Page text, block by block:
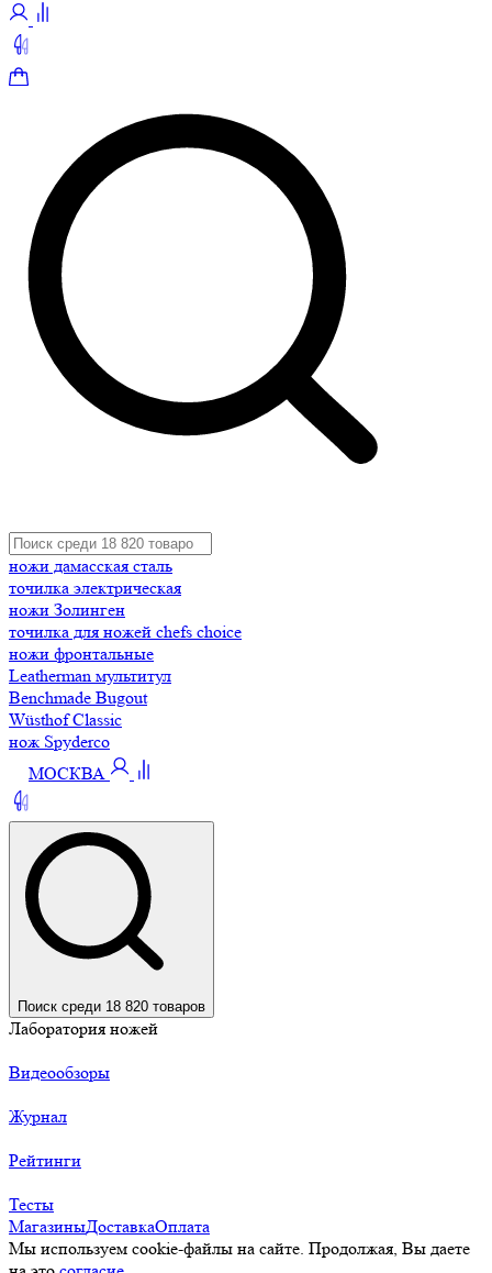
ножи дамасская сталь
точилка электрическая
ножи Золинген
точилка для ножей chefs choice
ножи фронтальные
Leatherman мультитул
Benchmade Bugout
Wüsthof Classic
нож Spyderco
МОСКВА
Поиск среди 18 820 товаров
Лаборатория ножей
Видеообзоры
Журнал
Рейтинги
Тесты
МагазиныДоставкаОплата
Мы используем cookie-файлы на сайте. Продолжая, Вы даете